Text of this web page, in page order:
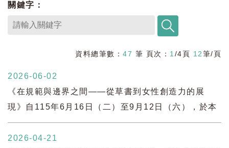
關鍵字：
資料總筆數： 47 筆 頁次： 1 /4頁 12筆/頁
2026-06-02
《在規範與邊界之間——從草書到女性創造力的展
現》自115年6月16日（二）至9月12日（六），於本
院圖書館一館展出；自115年9月19日（六）至11月
22日（日）於臺北市立圖書館士林分館展出，歡迎蒞
2026-04-21